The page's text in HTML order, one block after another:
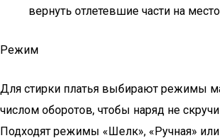
вернуть отлетевшие части на
Режим
Для стирки платья выбирают режимы
числом оборотов, чтобы наряд не
Подходят режимы «Шелк», «Ручная» или